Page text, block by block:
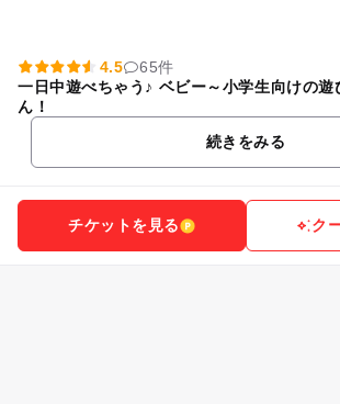
4.5
65件
一日中遊べちゃう♪ ベビー～小学生向けの遊
ん！
続きをみる
チケットを見る ク